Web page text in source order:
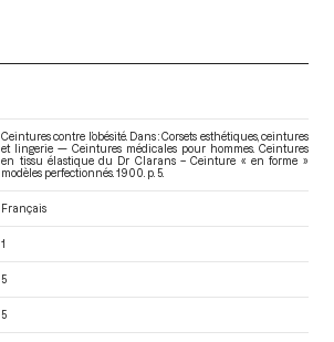
Ceintures contre l’obésité. Dans : Corsets esthétiques, ceintures
et lingerie — Ceintures médicales pour hommes. Ceintures
en tissu élastique du Dr Clarans – Ceinture « en forme »
modèles perfectionnés . 1900. p. 5.
Français
1
5
5